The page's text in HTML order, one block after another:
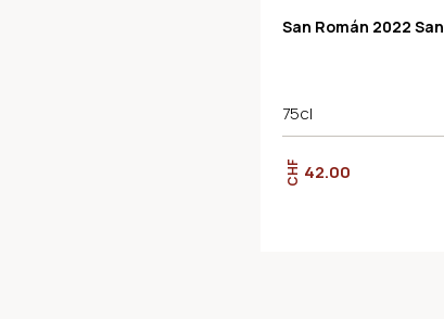
San Román 2022
75cl
CHF 42.00